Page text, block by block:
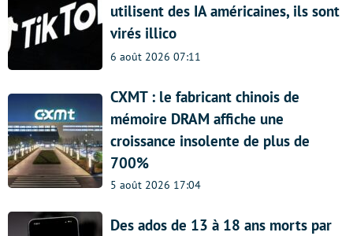
utilisent des IA américaines, ils sont
virés illico
6 août 2026 07:11
CXMT : le fabricant chinois de
mémoire DRAM affiche une
croissance insolente de plus de
700%
5 août 2026 17:04
Des ados de 13 à 18 ans morts par